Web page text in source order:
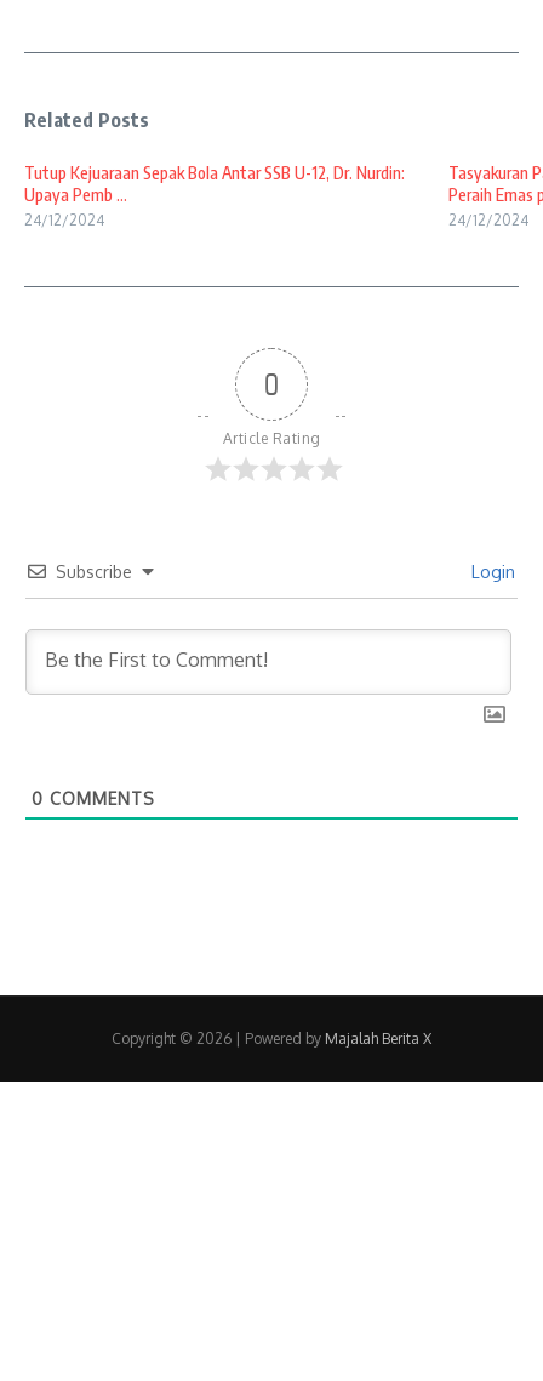
Related Posts
Tutup Kejuaraan Sepak Bola Antar SSB U-12, Dr. Nurdin:
Upaya Pemb ...
24/12/2024
Tasyakuran
Peraih Emas
24/12/2024
0
Article Rating
Subscribe Login
0 COMMENTS
Copyright © 2026 | Powered by Majalah Berita X